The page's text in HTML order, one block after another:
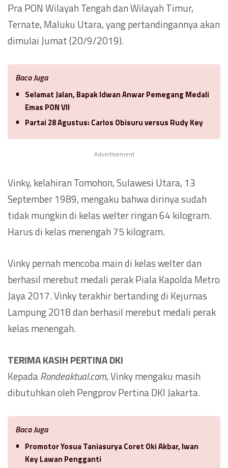
Pra PON Wilayah Tengah dan Wilayah Timur,
Ternate, Maluku Utara, yang pertandingannya akan
dimulai Jumat (20/9/2019).
Baca Juga
Selamat Jalan, Bapak Idwan Anwar Pemegang Medali
Emas PON VII
Partai 28 Agustus: Carlos Obisuru versus Rudy Key
Advertisement
Vinky, kelahiran Tomohon, Sulawesi Utara, 13
September 1989, mengaku bahwa dirinya sudah
tidak mungkin di kelas welter ringan 64 kilogram.
Harus di kelas menengah 75 kilogram.
Vinky pernah mencoba main di kelas welter dan
berhasil merebut medali perak Piala Kapolda Metro
Jaya 2017. Vinky terakhir bertanding di Kejurnas
Lampung 2018 dan berhasil merebut medali perak
kelas menengah.
TERIMA KASIH PERTINA DKI
KepadaRondeaktual.com, Vinky mengaku masih
dibutuhkan oleh Pengprov Pertina DKI Jakarta.
Baca Juga
Promotor Yosua Taniasurya Coret Oki Akbar, Iwan
Key Lawan Pengganti